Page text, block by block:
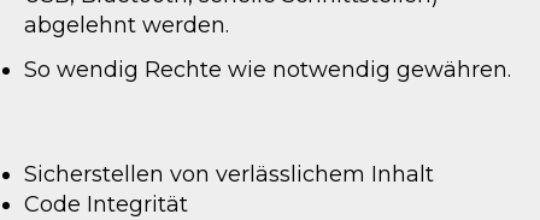
abgelehnt werden.
So wendig Rechte wie notwendig gewähren.
Sicherstellen von verlässlichem Inhalt
Code Integrität